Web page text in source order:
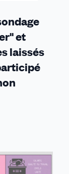
et
laissés